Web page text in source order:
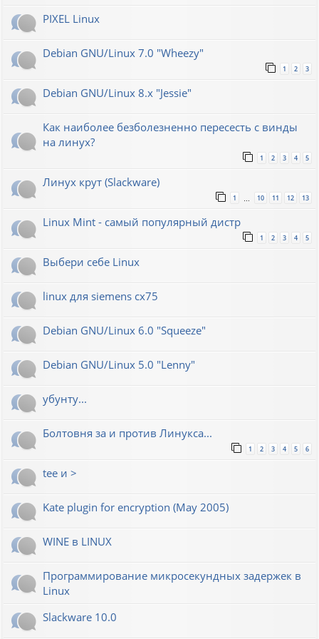
PIXEL Linux
Debian GNU/Linux 7.0 "Wheezy"
1 2 3
Debian GNU/Linux 8.x "Jessie"
Как наиболее безболезненно пересесть с винды
на линух?
1 2 3 4 5
Линух крут (Slackware)
1 … 10 11 12 13
Linux Mint - самый популярный дистр
1 2 3 4 5
Выбери себе Linux
linux для siemens cx75
Debian GNU/Linux 6.0 "Squeeze"
Debian GNU/Linux 5.0 "Lenny"
убунту...
Болтовня за и против Линукса...
1 2 3 4 5 6
tee и >
Kate plugin for encryption (May 2005)
WINE в LINUX
Программирование микросекундных задержек в
Linux
Slackware 10.0